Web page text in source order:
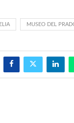
MUSEO DEL